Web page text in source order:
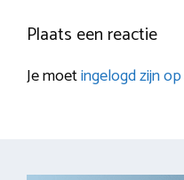
Plaats een reactie
Je moetingelogd zijn op